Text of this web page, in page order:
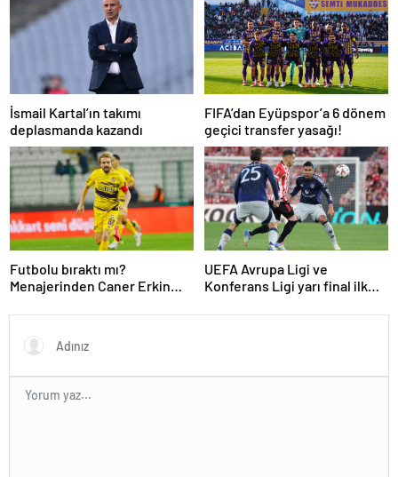
İsmail Kartal’ın takımı
deplasmanda kazandı
FIFA’dan Eyüpspor’a 6 dönem
geçici transfer yasağı!
Futbolu bıraktı mı?
Menajerinden Caner Erkin
UEFA Avrupa Ligi ve
Konferans Ligi yarı final ilk